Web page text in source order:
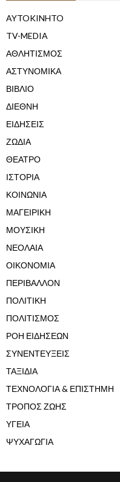
AYTOKINHTO
TV-MEDIA
ΑΘΛΗΤΙΣΜΟΣ
ΑΣΤΥΝΟΜΙΚΑ
ΒΙΒΛΙΟ
ΔΙΕΘΝΗ
ΕΙΔΗΣΕΙΣ
ΖΩΔΙΑ
ΘΕΑΤΡΟ
ΙΣΤΟΡΙΑ
ΚΟΙΝΩΝΙΑ
ΜΑΓΕΙΡΙΚΗ
ΜΟΥΣΙΚΗ
ΝΕΟΛΑΙΑ
ΟΙΚΟΝΟΜΙΑ
ΠΕΡΙΒΑΛΛΟΝ
ΠΟΛΙΤΙΚΗ
ΠΟΛΙΤΙΣΜΟΣ
ΡΟΗ ΕΙΔΗΣΕΩΝ
ΣΥΝΕΝΤΕΥΞΕΙΣ
ΤΑΞΙΔΙΑ
ΤΕΧΝΟΛΟΓΙΑ & ΕΠΙΣΤΗΜΗ
ΤΡΟΠΟΣ ΖΩΗΣ
ΥΓΕΙΑ
ΨΥΧΑΓΩΓΙΑ